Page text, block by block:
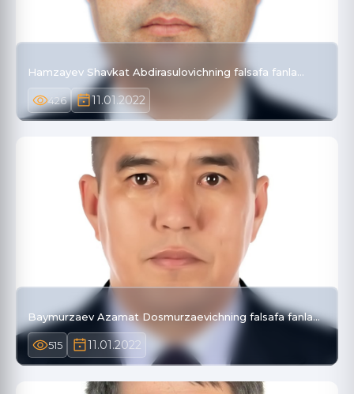
Hamzayev Shavkat Abdirasulovichning falsafa fanla…
426 11.01.2022
Baymurzaev Azamat Dosmurzaevichning falsafa fanla…
515 11.01.2022